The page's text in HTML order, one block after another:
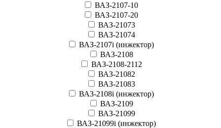
ВАЗ-2107-10
ВАЗ-2107-20
ВАЗ-21073
ВАЗ-21074
ВАЗ-2107i (инжектор)
ВАЗ-2108
ВАЗ-2108-2112
ВАЗ-21082
ВАЗ-21083
ВАЗ-2108i (инжектор)
ВАЗ-2109
ВАЗ-21099
ВАЗ-21099i (инжектор)